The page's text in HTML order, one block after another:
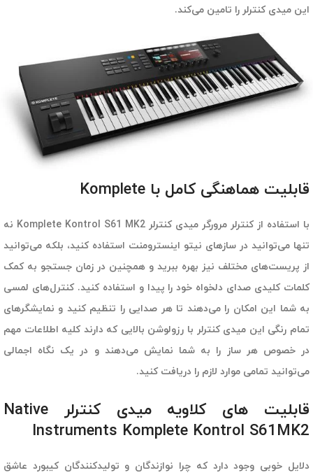
این میدی کنترلر را تامین می‌کند.
قابلیت هماهنگی کامل با Komplete
با استفاده از کنترلر مرورگر میدی کنترلر Komplete Kontrol S61 MK2 نه
تنها می‌توانید در سازهای نیتو اینسترومنت استفاده کنید، بلکه می‌توانید
از پریست‌های مختلف نیز بهره ببرید و همچنین در زمان جستجو به کمک
کلمات کلیدی صدای دلخواه خود را پیدا و استفاده کنید. کنترل‌های لمسی
به شما این امکان را می‌دهند تا هر صدایی را تنظیم کنید و نمایشگرهای
تمام رنگی این میدی کنترلر با رزولوشن بالایی که دارند کلیه اطلاعات مهم
در خصوص هر ساز را به شما نمایش می‌دهند و در یک نگاه اجمالی
می‌توانید تمامی موارد لازم را دریافت کنید.
قابلیت های کلاویه میدی کنترلر Native
Instruments Komplete Kontrol S61MK2
دلایل خوبی وجود دارد که چرا نوازندگان و تولیدکنندگان کیبورد عاشق